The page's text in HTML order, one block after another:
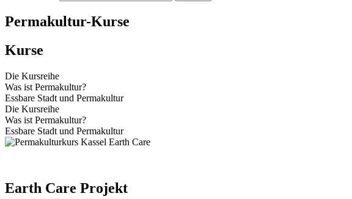
Permakultur-Kurse
Kurse
Die Kursreihe​
Was ist Permakultur?​
Essbare Stadt und Permakultur​
Die Kursreihe​
Was ist Permakultur?​
Essbare Stadt und Permakultur​
Earth Care Projekt